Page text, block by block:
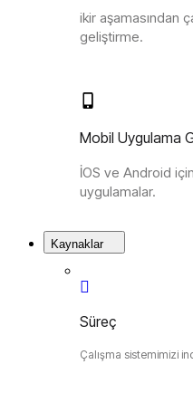
ikir aşamasından
geliştirme.
Mobil Uygulama
İOS ve Android
uygulamalar.
Kaynaklar
Süreç
Çalışma sistemimizi